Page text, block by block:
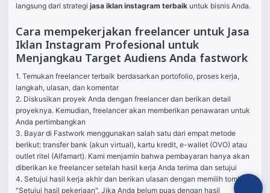
langsung dari strategi jasa iklan instagram terbaik untuk bisnis Anda.
Cara mempekerjakan freelancer untuk Jasa
Iklan Instagram Profesional untuk
Menjangkau Target Audiens Anda fastwork
1. Temukan freelancer terbaik berdasarkan portofolio, proses kerja,
langkah, ulasan, dan komentar
2. Diskusikan proyek Anda dengan freelancer dan berikan detail
proyeknya. Kemudian, freelancer akan memberikan penawaran untuk
Anda pertimbangkan
3. Bayar di Fastwork menggunakan salah satu dari empat metode
berikut: transfer bank (akun virtual), kartu kredit, e-wallet (OVO) atau
outlet ritel (Alfamart). Kami menjamin bahwa pembayaran hanya akan
diberikan ke freelancer setelah hasil kerja Anda terima dan setujui
4. Setujui hasil kerja akhir dan berikan ulasan dengan memilih tombol
"Setujui hasil pekerjaan". Jika Anda belum puas dengan hasil